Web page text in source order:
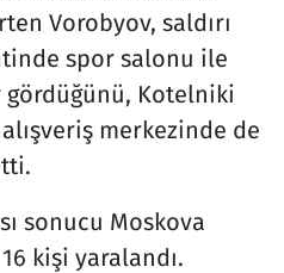
Vorobyov, saldırı
spor salonu ile
Kotelniki
merkezinde de
sonucu Moskova
kişi yaralandı.